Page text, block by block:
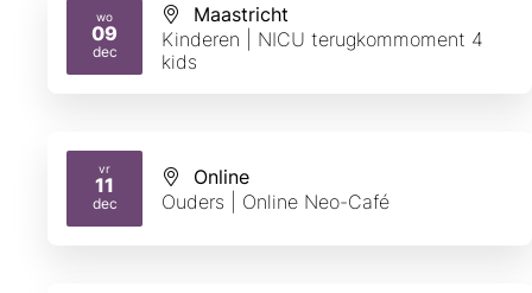
wo
09
dec
2026
Maastricht
Kinderen | NICU terugkommoment 4
kids
vr
11
dec
2026
Online
Ouders | Online Neo-Café